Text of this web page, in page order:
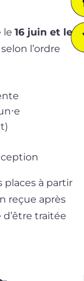
le 16 juin et le
l’ordre
places à par­tir
reçue après
trai­tée